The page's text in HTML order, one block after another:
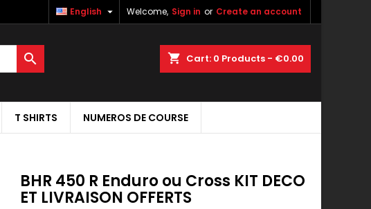
Welcome, Sign in or Create an account
English 
shopping_cart Cart: 0 Products - €0.00

T SHIRTS NUMEROS DE COURSE
BHR 450 R Enduro ou Cross KIT DECO
ET LIVRAISON OFFERTS